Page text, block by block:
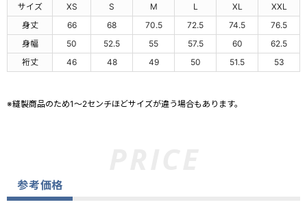
サイズ
XS S M L XL
XXL
身丈
66 68 70.5 72.5 74.5
76.5
身幅
50 52.5 55 57.5 60
62.5
裄丈
46 48 49 50 51.5 53
※縫製商品のため1～2センチほどサイズが違う場合もあります。
参考価格